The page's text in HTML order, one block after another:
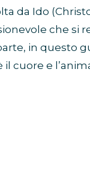
da Ido
che si
in questo
il cuore e